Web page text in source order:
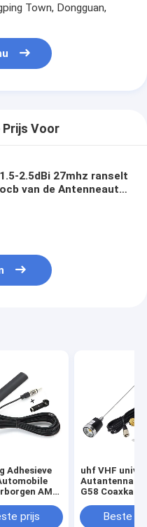
Town, Dongguan,
Prijs Voor
2.5dBi 27mhz ranselt
van de Antenneauto
Adhesieve
AM
Truck
prijs
uhf VHF
G58
Mount voor
Car Mobile
Beste